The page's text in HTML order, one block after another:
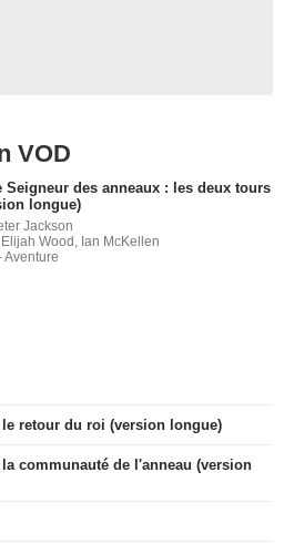
VOD
Seigneur des anneaux : les deux tours
longue)
Jackson
Wood, Ian McKellen
Aventure
retour du roi (version longue)
communauté de l'anneau (version